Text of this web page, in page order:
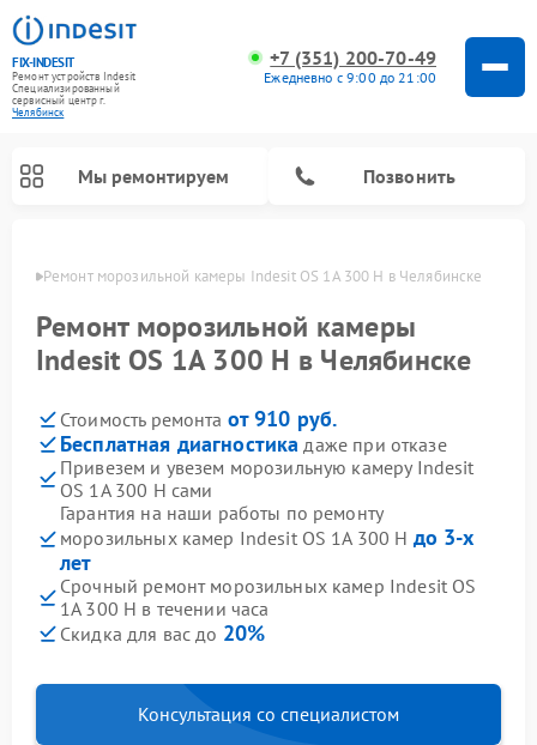
FIX-INDESIT
Ремонт устройств Indesit
Специализированный
cервисный центр г.
Челябинск
+7 (351) 200-70-49
Ежедневно с 9:00 до 21:00
Мы ремонтируем Позвонить
Ремонт морозильной камеры Indesit OS 1A 300 H в Челябинске
Ремонт морозильной камеры
Indesit OS 1A 300 H в Челябинске
Стоимость ремонта от 910 руб.
Бесплатная диагностика даже при отказе
Привезем и увезем морозильную камеру Indesit
OS 1A 300 H сами
Гарантия на наши работы по ремонту
морозильных камер Indesit OS 1A 300 H до 3-х
лет
Срочный ремонт морозильных камер Indesit OS
1A 300 H в течении часа
Скидка для вас до 20%
Консультация со специалистом